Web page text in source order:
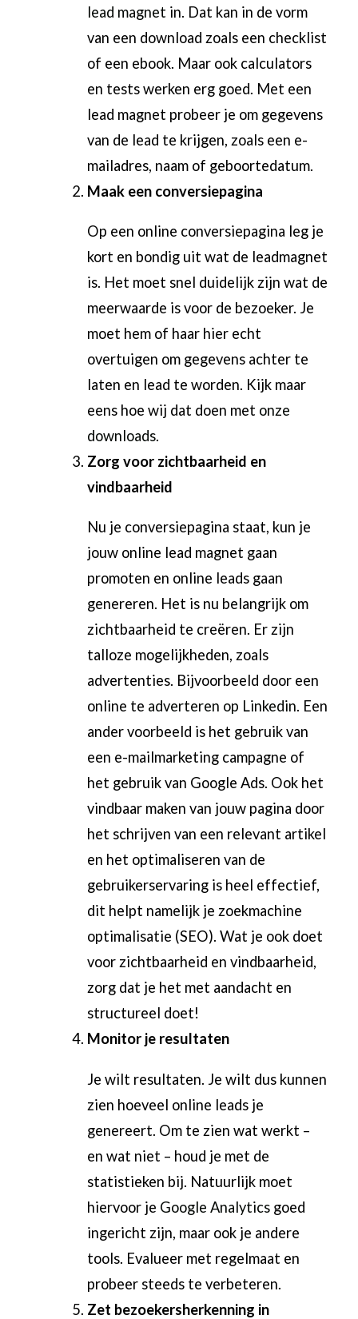
lead magnet in. Dat kan in de vorm
van een download zoals een checklist
of een ebook. Maar ook calculators
en tests werken erg goed. Met een
lead magnet probeer je om gegevens
van de lead te krijgen, zoals een e-
mailadres, naam of geboortedatum.
Maak een conversiepagina
Op een online conversiepagina leg je
kort en bondig uit wat de leadmagnet
is. Het moet snel duidelijk zijn wat de
meerwaarde is voor de bezoeker. Je
moet hem of haar hier echt
overtuigen om gegevens achter te
laten en lead te worden. Kijk maar
eens hoe wij dat doen met onze
downloads.
Zorg voor zichtbaarheid en
vindbaarheid
Nu je conversiepagina staat, kun je
jouw online lead magnet gaan
promoten en online leads gaan
genereren. Het is nu belangrijk om
zichtbaarheid te creëren. Er zijn
talloze mogelijkheden, zoals
advertenties. Bijvoorbeeld door een
online te adverteren op Linkedin. Een
ander voorbeeld is het gebruik van
een e-mailmarketing campagne of
het gebruik van Google Ads. Ook het
vindbaar maken van jouw pagina door
het schrijven van een relevant artikel
en het optimaliseren van de
gebruikerservaring is heel effectief,
dit helpt namelijk je zoekmachine
optimalisatie (SEO). Wat je ook doet
voor zichtbaarheid en vindbaarheid,
zorg dat je het met aandacht en
structureel doet!
Monitor je resultaten
Je wilt resultaten. Je wilt dus kunnen
zien hoeveel online leads je
genereert. Om te zien wat werkt –
en wat niet – houd je met de
statistieken bij. Natuurlijk moet
hiervoor je Google Analytics goed
ingericht zijn, maar ook je andere
tools. Evalueer met regelmaat en
probeer steeds te verbeteren.
Zet bezoekersherkenning in